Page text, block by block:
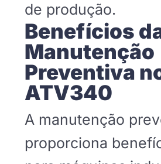
de produção.
Benefícios
Manutenção
Preventiva
ATV340
A manutenção
proporciona